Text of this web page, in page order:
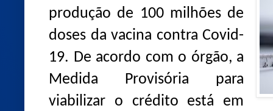
produção de 100 milhões de
doses da vacina contra Covid-
19. De acordo com o órgão, a
Medida Provisória para
viabilizar o crédito está em